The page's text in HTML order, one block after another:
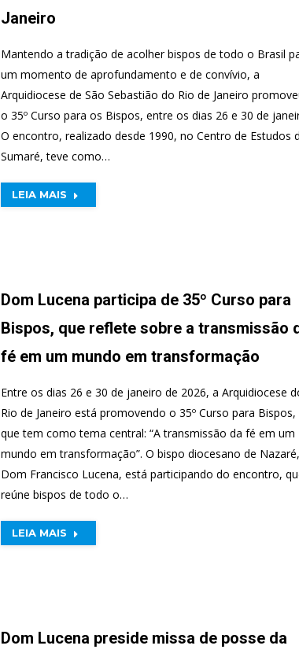
Janeiro
Mantendo a tradição de acolher bispos de todo o Brasil
um momento de aprofundamento e de convívio, a
Arquidiocese de São Sebastião do Rio de Janeiro
o 35º Curso para os Bispos, entre os dias 26 e 30 de
O encontro, realizado desde 1990, no Centro de Estudos
Sumaré, teve como…
LEIA MAIS
Dom Lucena participa de 35º Curso para
Bispos, que reflete sobre a transmissão
fé em um mundo em transformação
Entre os dias 26 e 30 de janeiro de 2026, a Arquidiocese
Rio de Janeiro está promovendo o 35º Curso para Bispos,
que tem como tema central: “A transmissão da fé em um
mundo em transformação”. O bispo diocesano de Nazaré,
Dom Francisco Lucena, está participando do encontro,
reúne bispos de todo o…
LEIA MAIS
Dom Lucena preside missa de posse da